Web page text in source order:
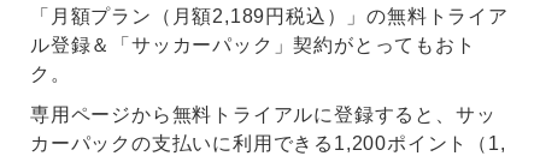
「月額プラン（月額2,189円税込）」の無料トライア
ル登録＆「サッカーパック」契約がとってもおト
ク。
専用ページから無料トライアルに登録すると、サッ
カーパックの支払いに利用できる1,200ポイント（1,